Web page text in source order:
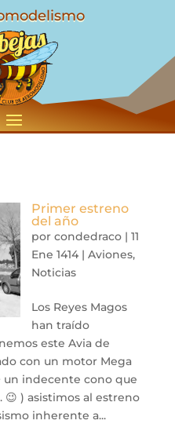
Primer estreno
del año
por condedraco| 11
Ene 1414| Aviones,
Noticias
Los Reyes Magos
han traído
este Avia de
con un motor Mega
un indecente cono que
) asistimos al estreno
inherente a...